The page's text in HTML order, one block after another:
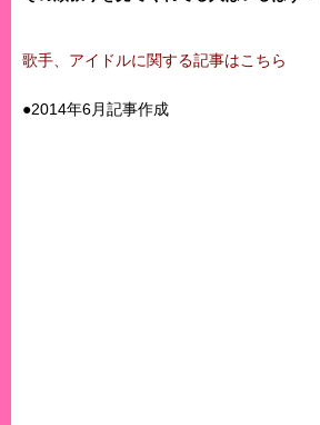
歌手、アイドルに関する記事はこちら
●2014年6月記事作成